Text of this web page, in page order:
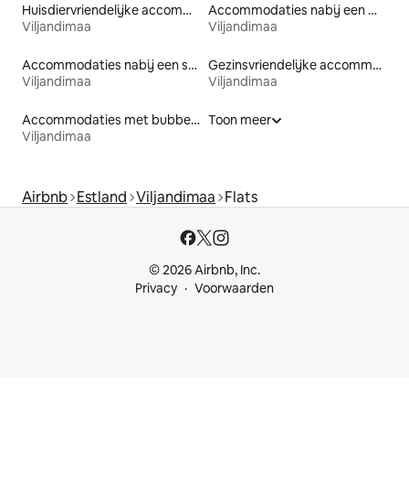
Huisdiervriendelijke accommodaties
Viljandimaa
Accommodaties nabij een meer
Viljandimaa
Accommodaties nabij een strand
Viljandimaa
Gezinsvriendelijke accommodaties
Viljandimaa
Accommodaties met bubbelbad
Viljandimaa
Toon meer
Airbnb Estland Viljandimaa Flats
© 2026 Airbnb, Inc.
Privacy
Voorwaarden